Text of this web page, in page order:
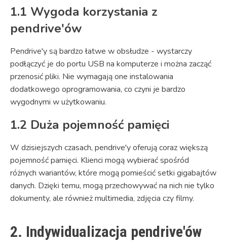
1.1 Wygoda korzystania z
pendrive'ów
Pendrive'y są bardzo łatwe w obsłudze - wystarczy
podłączyć je do portu USB na komputerze i można zacząć
przenosić pliki. Nie wymagają one instalowania
dodatkowego oprogramowania, co czyni je bardzo
wygodnymi w użytkowaniu.
1.2 Duża pojemność pamięci
W dzisiejszych czasach, pendrive'y oferują coraz większą
pojemność pamięci. Klienci mogą wybierać spośród
różnych wariantów, które mogą pomieścić setki gigabajtów
danych. Dzięki temu, mogą przechowywać na nich nie tylko
dokumenty, ale również multimedia, zdjęcia czy filmy.
2. Indywidualizacja pendrive'ów